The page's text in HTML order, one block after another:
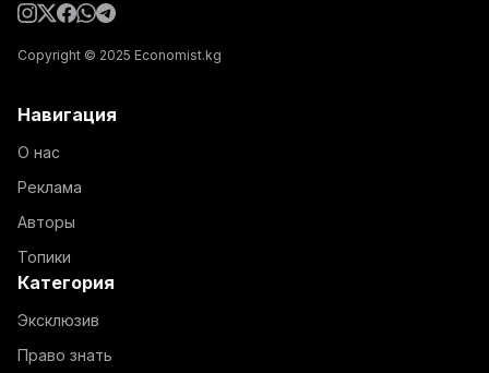
Copyright © 2025 Economist.kg
Навигация
О нас
Реклама
Авторы
Топики
Категория
Эксклюзив
Право знать